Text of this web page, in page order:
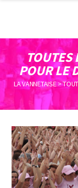
TOUTES
POUR LE
LA VANNETAISE>